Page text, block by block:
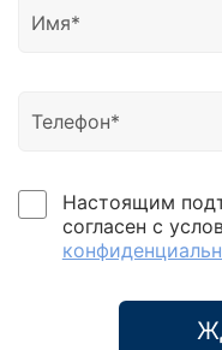
Настоящим
согласен с